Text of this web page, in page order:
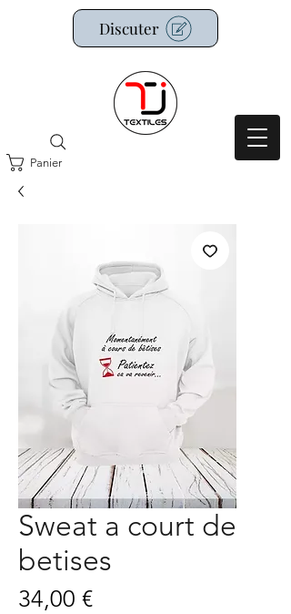
Panier
Discuter
Sweat a court de
betises
34,00 €Prix